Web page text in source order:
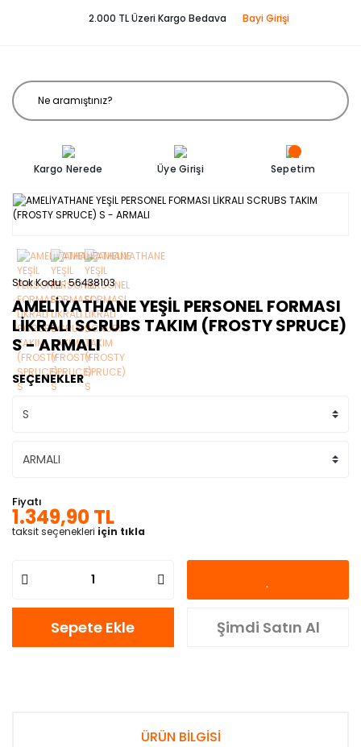
2.000 TL Üzeri Kargo Bedava Bayi Girişi
Kargo Nerede Üye Girişi Sepetim
Stok Kodu 56438103
AMELİYATHANE YEŞİL PERSONEL FORMASI
LİKRALI SCRUBS TAKIM (FROSTY SPRUCE)
S - ARMALI
SEÇENEKLER
Fiyatı
1.349,90 TL
taksit seçenekleri için tıkla
Sepete Ekle Şimdi Satın Al
ÜRÜN BİLGİSİ